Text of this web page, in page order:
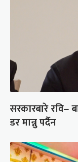
सरकारबारे रवि–
डर मान्नु पर्दैन